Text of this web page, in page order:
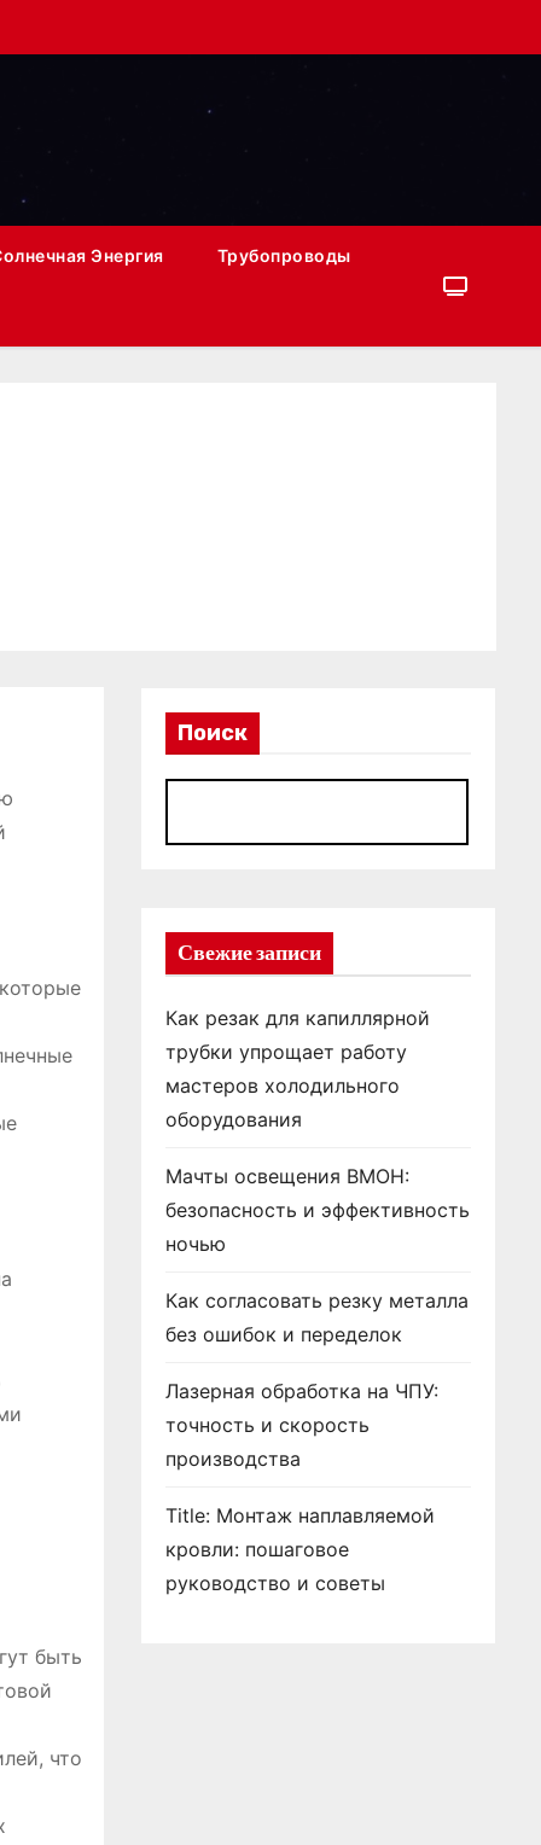
Энергия Трубопроводы
быть
что
Поиск
Свежие записи
Как резак для капиллярной
трубки упрощает работу
мастеров холодильного
оборудования
Мачты освещения ВМОН:
безопасность и эффективность
ночью
Как согласовать резку металла
без ошибок и переделок
Лазерная обработка на ЧПУ:
точность и скорость
производства
Title: Монтаж наплавляемой
кровли: пошаговое
руководство и советы